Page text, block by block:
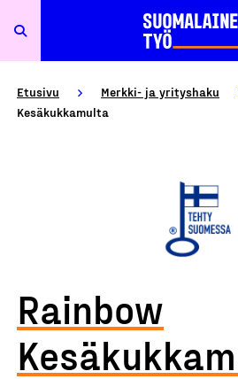
Etusivu Merkki- ja yrityshaku
Kesäkukkamulta
Rainbow